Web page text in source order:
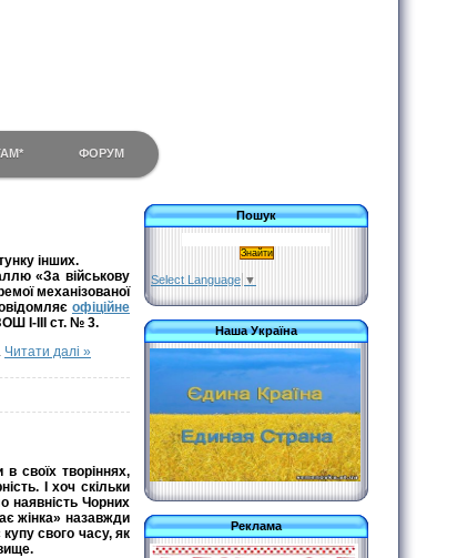
ФОРУМ
інших.
«За військову
механізованої
офіційне
І-ІІІ ст. № 3.
Читати далі »
в своїх творіннях,
І хоч скільки
наявність Чорних
жінка» назавжди
свого часу, як
Пошук
Select Language ▼
Наша Україна
Реклама